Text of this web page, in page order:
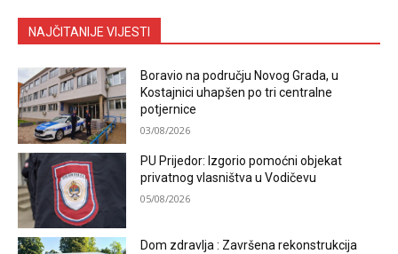
NAJČITANIJE VIJESTI
Boravio na području Novog Grada, u
Kostajnici uhapšen po tri centralne
potjernice
03/08/2026
PU Prijedor: Izgorio pomoćni objekat
privatnog vlasništva u Vodičevu
05/08/2026
Dom zdravlja : Završena rekonstrukcija